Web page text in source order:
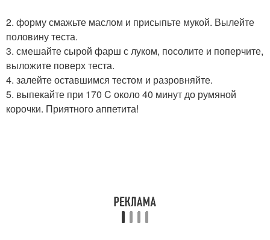
2. форму смажьте маслом и присыпьте мукой. Вылейте
половину теста.
3. смешайте сырой фарш с луком, посолите и поперчите,
выложите поверх теста.
4. залейте оставшимся тестом и разровняйте.
5. выпекайте при 170 C около 40 минут до румяной
корочки. Приятного аппетита!